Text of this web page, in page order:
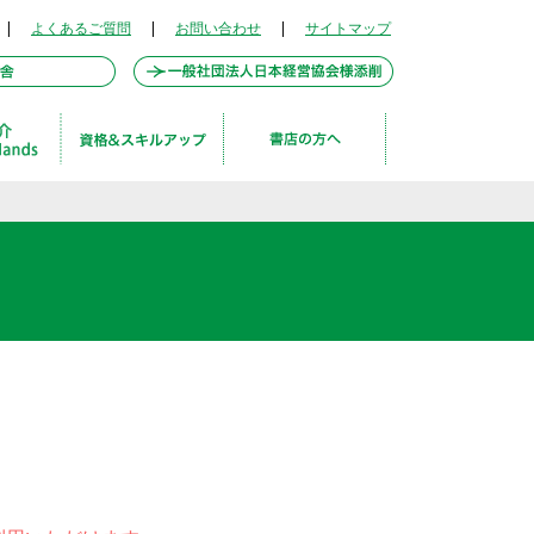
| よくあるご質問 | お問い合わせ | サイトマップ